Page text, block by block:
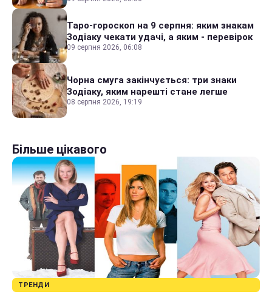
Таро-гороскоп на 9 серпня: яким знакам
Зодіаку чекати удачі, а яким - перевірок
09 серпня 2026, 06:08
Чорна смуга закінчується: три знаки
Зодіаку, яким нарешті стане легше
08 серпня 2026, 19:19
Більше цікавого
ТРЕНДИ